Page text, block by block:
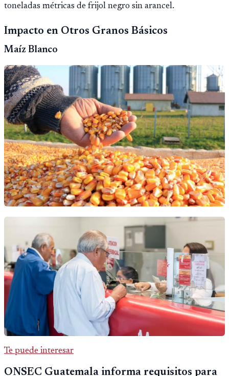
toneladas métricas de frijol negro sin arancel.
Impacto en Otros Granos Básicos
Maíz Blanco
Te puede interesar
ONSEC Guatemala informa requisitos para